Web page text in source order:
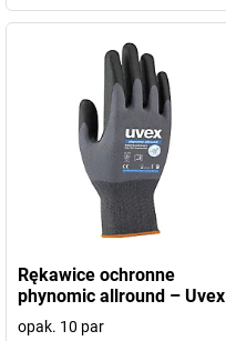
Rękawice ochronne
phynomic allround – Uvex
opak. 10 par